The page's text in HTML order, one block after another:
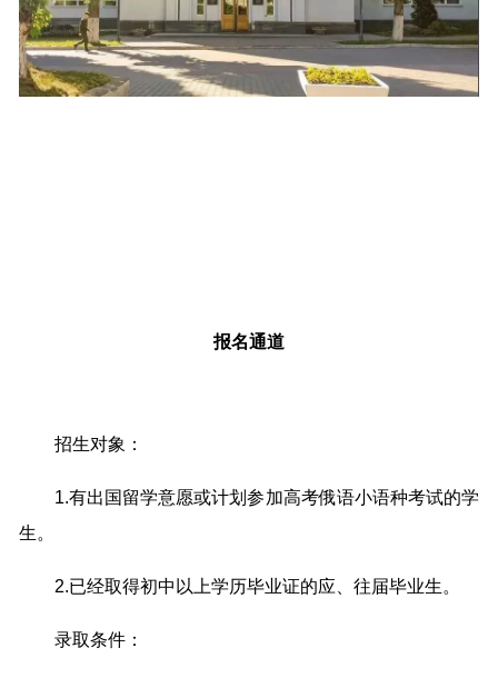
报名通道
招生对象：
1.有出国留学意愿或计划参加高考俄语小语种考试的学
生。
2.已经取得初中以上学历毕业证的应、往届毕业生。
录取条件：